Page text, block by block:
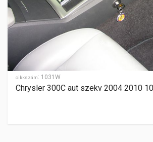
SEBESSÉGFOKOZATOK
-
GYÁRTÁSI ÉV
2008-2016
ZÁR CILINDER ELHELYEZÉSE
cikkszám: 1031W
Chrysler 300C aut szekv 2004 2010